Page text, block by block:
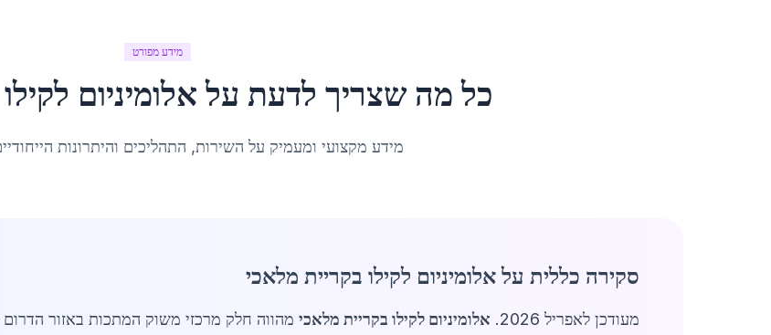
מידע מפורט
כל מה שצריך לדעת על אלומיניום לקילו
מידע מקצועי ומעמיק על השירות, התהליכים והיתרונות
סקירה כללית על אלומיניום לקילו בקריית מלאכי
מעודכן לאפריל 2026. אלומיניום לקילו בקריית מלאכי מהווה חלק מרכזי משוק המתכות באזור